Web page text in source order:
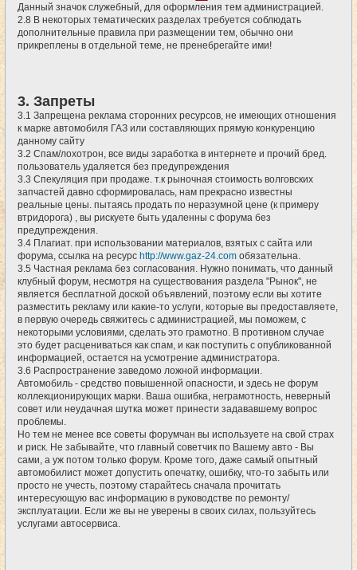
Данный значок служебный, для оформления тем администрацией.
2.8 В некоторых тематических разделах требуется соблюдать
дополнительные правила при размещении тем, обычно они
прикреплены в отдельной теме, не пренебрегайте ими!
3. Запреты
3.1 Запрещена реклама сторонних ресурсов, не имеющих отношения
к марке автомобиля ГАЗ или составляющих прямую конкуренцию
данному сайту
3.2 Спам/лохотрон, все виды заработка в интернете и прочий бред.
пользователь удаляется без предупреждения
3.3 Спекуляция при продаже. т.к рыночная стоимость волговских
запчастей давно сформировалась, нам прекрасно известны
реальные цены. пытаясь продать по неразумной цене (к примеру
втридорога) , вы рискуете быть удаленны с форума без
предупреждения.
3.4 Плагиат. при использовании материалов, взятых с сайта или
форума, ссылка на ресурс http://www.gaz-24.com обязательна.
3.5 Частная реклама без согласования. Нужно понимать, что данный
клубный форум, несмотря на существования раздела "Рынок", не
является бесплатной доской объявлений, поэтому если вы хотите
разместить рекламу или какие-то услуги, которые вы предоставляете,
в первую очередь свяжитесь с администрацией, мы поможем, с
некоторыми условиями, сделать это грамотно. В противном случае
это будет расцениваться как спам, и как поступить с опубликованной
информацией, остается на усмотрение администратора.
3.6 Распространение заведомо ложной информации.
Автомобиль - средство повышенной опасности, и здесь не форум
коллекционирующих марки. Ваша ошибка, неграмотность, неверный
совет или неудачная шутка может принести задававшему вопрос
проблемы.
Но тем не менее все советы форумчан вы используете на свой страх
и риск. Не забывайте, что главный советчик по Вашему авто - Вы
сами, а уж потом только форум. Кроме того, даже самый опытный
автомобилист может допустить опечатку, ошибку, что-то забыть или
просто не учесть, поэтому старайтесь сначала прочитать
интересующую вас информацию в руководстве по ремонту/
эксплуатации. Если же вы не уверены в своих силах, пользуйтесь
услугами автосервиса.